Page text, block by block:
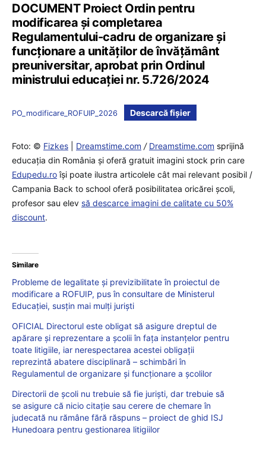
DOCUMENT Proiect Ordin pentru
modificarea și completarea
Regulamentului-cadru de organizare și
funcționare a unităților de învățământ
preuniversitar, aprobat prin Ordinul
ministrului educației nr. 5.726/2024
PO_modificare_ROFUIP_2026 Descarcă fișier
Foto: © Fizkes Dreamstime.com / Dreamstime.com sprijină
educaţia din România şi oferă gratuit imagini stock prin care
Edupedu.roîşi poate ilustra articolele cât mai relevant posibil /
Campania Back to school oferă posibilitatea oricărei școli,
profesor sau elev să descarce imagini de calitate cu 50%
discount.
Similare
Probleme de legalitate și previzibilitate în proiectul de
modificare a ROFUIP, pus în consultare de Ministerul
Educației, susțin mai mulți juriști
OFICIAL Directorul este obligat să asigure dreptul de
apărare și reprezentare a școlii în fața instanțelor pentru
toate litigiile, iar nerespectarea acestei obligații
reprezintă abatere disciplinară – schimbări în
Regulamentul de organizare și funcționare a școlilor
Directorii de școli nu trebuie să fie juriști, dar trebuie să
se asigure că nicio citație sau cerere de chemare în
judecată nu rămâne fără răspuns – proiect de ghid ISJ
Hunedoara pentru gestionarea litigiilor